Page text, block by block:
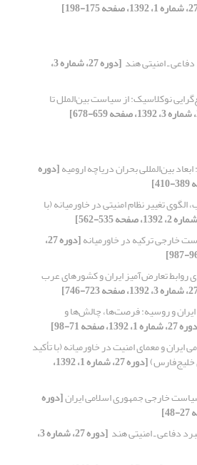
ـ ‌امنیتی هند [دوره 27، شماره 3،
نوکلاسیک: از سیاست بین‌الملل تا
بین‌المللی بحران دریاچه ارومیه[دوره
تغییر نظام امنیتی در ‏خاورمیانه (با
خارجی ترکیه در خاورمیانه [دوره 27،
روابط تعارض‌آمیز ایران و ‏کشورهای عرب
ایران و روسیه: فرصت‌ها، چالش‌ها و
1، 1392، صفحه 71-98]
ایران و معمای امنیت در خاورمیانه ‏‏(با تأکید
خلیج‌فارس)‏ [دوره 27، شماره 1، 1392،
خارجی جمهوری اسلامی ایران[دوره
دفاعی ـ ‌امنیتی هند [دوره 27، شماره 3،